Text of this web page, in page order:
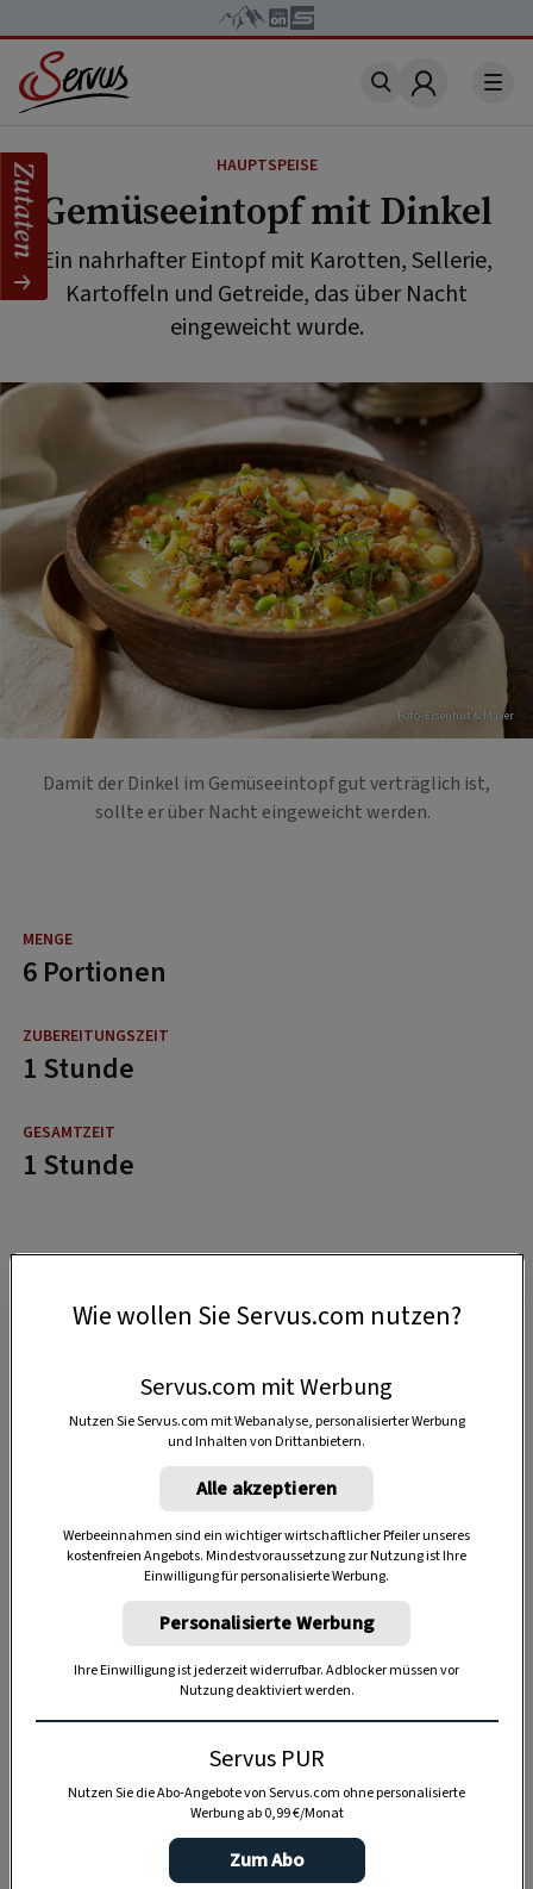
Account
HAUPTSPEISE
Gemüseeintopf mit Dinkel
Ein nahrhafter Eintopf mit Karotten, Sellerie,
Kartoffeln und Getreide, das über Nacht
eingeweicht wurde.
Foto: Eisenhut & Mayer
Damit der Dinkel im Gemüseeintopf gut verträglich ist,
sollte er über Nacht eingeweicht werden.
6 Portionen
1 Stunde
1 Stunde
Anzeige
Zutaten
Wie wollen Sie Servus.com nutzen?
Servus.com mit Werbung
Nutzen Sie Servus.com mit Webanalyse, personalisierter Werbung
und Inhalten von Drittanbietern.
Alle akzeptieren
Werbeeinnahmen sind ein wichtiger wirtschaftlicher Pfeiler unseres
kostenfreien Angebots. Mindestvoraussetzung zur Nutzung ist Ihre
Einwilligung für personalisierte Werbung.
Personalisierte Werbung
Ihre Einwilligung ist jederzeit widerrufbar. Adblocker müssen vor
Nutzung deaktiviert werden.
Servus PUR
Nutzen Sie die Abo-Angebote von Servus.com ohne personalisierte
Werbung ab 0,99 €/Monat
Zum Abo